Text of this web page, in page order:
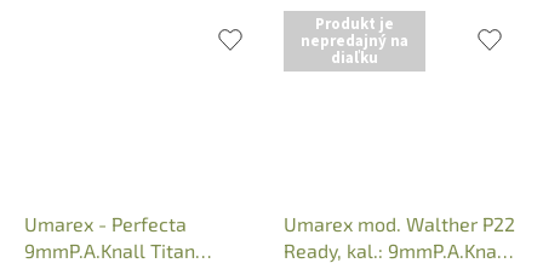
Umarex - Perfecta
9mmP.A.Knall Titan
Produkt je
nepredajný na
diaľku
Umarex mod. Walther P22
Ready, kal.: 9mmP.A.Knall,